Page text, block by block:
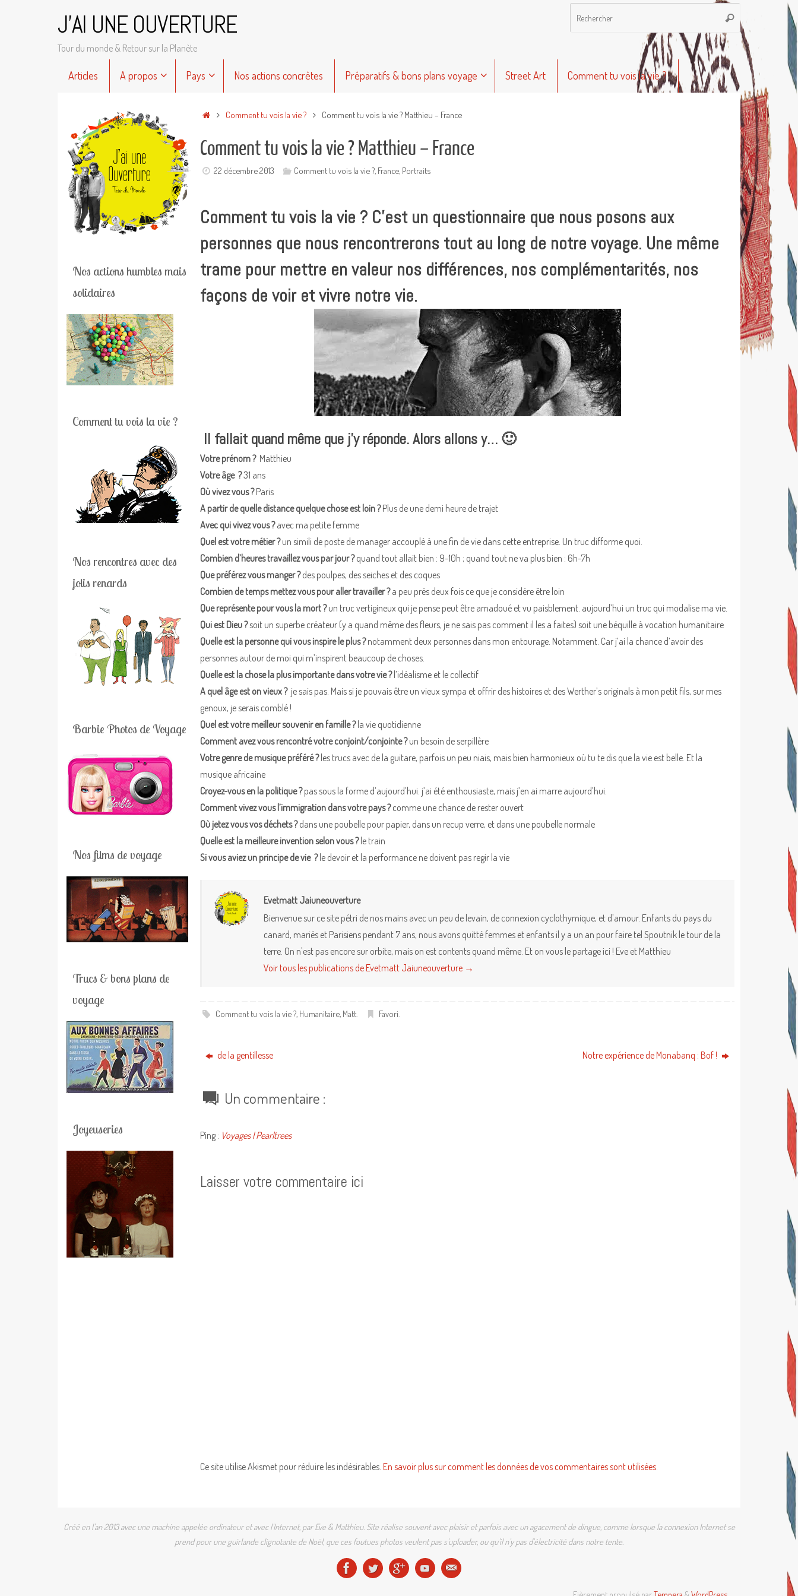
J'AI UNE OUVERTURE
Tour du monde & Retour sur la Planète
pour
:
Rechercher
Articles A propos Pays Nos actions concrètes Préparatifs & bons plans voyage Street Art Comment tu vois la vie ?
AccueilComment tu vois la vie ? Comment tu vois la vie ? Matthieu – France
Comment tu vois la vie ? Matthieu – France
22 décembre 2013 Comment tu vois la vie ?, France, Portraits
Comment tu vois la vie ? C’est un questionnaire que nous posons aux
personnes que nous rencontrerons tout au long de notre voyage. Une même
trame pour mettre en valeur nos différences, nos complémentarités, nos
façons de voir et vivre notre vie.
Il fallait quand même que j’y réponde. Alors allons y… 🙂
Votre prénom ?Matthieu
Votre âge ?31 ans
Où vivez vous ?Paris
A partir de quelle distance quelque chose est loin ?Plus de une demi heure de trajet
Avec qui vivez vous ?avec ma petite femme
Quel est votre métier ?un simili de poste de manager accouplé à une fin de vie dans cette entreprise. Un truc difforme quoi.
Combien d’heures travaillez vous par jour ?quand tout allait bien : 9-10h ; quand tout ne va plus bien : 6h-7h
Que préférez vous manger ?des poulpes, des seiches et des coques
Combien de temps mettez vous pour aller travailler ?a peu près deux fois ce que je considère être loin
Que représente pour vous la mort ?un truc vertigineux qui je pense peut être amadoué et vu paisblement. aujourd’hui un truc qui modalise ma vie.
Qui est Dieu ?soit un superbe créateur (y a quand même des fleurs, je ne sais pas comment il les a faites) soit une béquille à vocation humanitaire
Quelle est la personne qui vous inspire le plus ?notamment deux personnes dans mon entourage. Notamment. Car j’ai la chance d’avoir des
personnes autour de moi qui m’inspirent beaucoup de choses.
Quelle est la chose la plus importante dans votre vie ?l’idéalisme et le collectif
A quel âge est on vieux ?je sais pas. Mais si je pouvais être un vieux sympa et offrir des histoires et des Werther’s originals à mon petit fils, sur mes
genoux, je serais comblé !
Quel est votre meilleur souvenir en famille ?la vie quotidienne
Comment avez vous rencontré votre conjoint/conjointe ?un besoin de serpillère
Votre genre de musique préféré ?les trucs avec de la guitare, parfois un peu niais, mais bien harmonieux où tu te dis que la vie est belle. Et la
musique africaine
Croyez-vous en la politique ?pas sous la forme d’aujourd’hui. j’ai été enthousiaste, mais j’en ai marre aujourd’hui.
Comment vivez vous l’immigration dans votre pays ?comme une chance de rester ouvert
Où jetez vous vos déchets ?dans une poubelle pour papier, dans un recup verre, et dans une poubelle normale
Quelle est la meilleure invention selon vous ?le train
Si vous aviez un principe de vie ?le devoir et la performance ne doivent pas regir la vie
Evetmatt Jaiuneouverture
Bienvenue sur ce site pétri de nos mains avec un peu de levain, de connexion cyclothymique, et d'amour. Enfants du pays du
canard, mariés et Parisiens pendant 7 ans, nous avons quitté femmes et enfants il y a un an pour faire tel Spoutnik le tour de la
terre. On n'est pas encore sur orbite, mais on est contents quand même. Et on vous le partage ici ! Eve et Matthieu
Voir tous les publications de Evetmatt Jaiuneouverture →
Comment tu vois la vie ?, Humanitaire, Matt Favori
de la gentillesse Notre expérience de Monabanq : Bof !
Un commentaire :
Ping : Voyages | Pearltrees
Laisser votre commentaire ici
Ce site utilise Akismet pour réduire les indésirables. En savoir plus sur comment les données de vos commentaires sont utilisées.
Nos actions humbles mais
solidaires
Comment tu vois la vie ?
Nos rencontres avec des
jolis renards
Barbie Photos de Voyage
Nos films de voyage
Trucs & bons plans de
voyage
Joyeuseries
Créé en l'an 2013 avec une machine appelée ordinateur et avec l'Internet, par Eve & Matthieu. Site réalise souvent avec plaisir et parfois avec un agacement de dingue, comme lorsque la connexion Internet se
prend pour une guirlande clignotante de Noël, que ces foutues photos veulent pas s'uploader, ou qu'il n'y pas d'électricité dans notre tente.